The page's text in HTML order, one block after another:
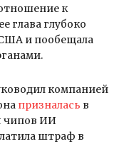
к
глава глубоко
и пообещала
компанией
призналась в
чипов ИИ
штраф в